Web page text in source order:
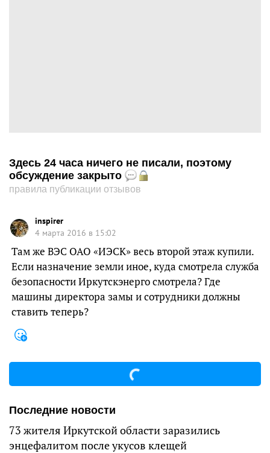
Здесь 24 часа ничего не писали, поэтому
обсуждение закрыто
правила публикации отзывов
inspirer
4 марта 2016 в 15:02
Там же ВЭС ОАО «ИЭСК» весь второй этаж купили.
Если назначение земли иное, куда смотрела служба
безопасности Иркутскэнерго смотрела? Где
машины директора замы и сотрудники должны
ставить теперь?
Последние новости
73 жителя Иркутской области заразились
энцефалитом после укусов клещей